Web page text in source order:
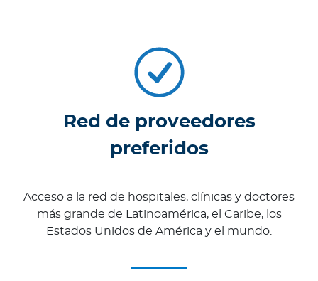
Red de proveedores
preferidos
Acceso a la red de hospitales, clínicas y doctores
más grande de Latinoamérica, el Caribe, los
Estados Unidos de América y el mundo.